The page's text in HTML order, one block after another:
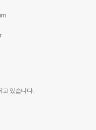
고 있습니다.